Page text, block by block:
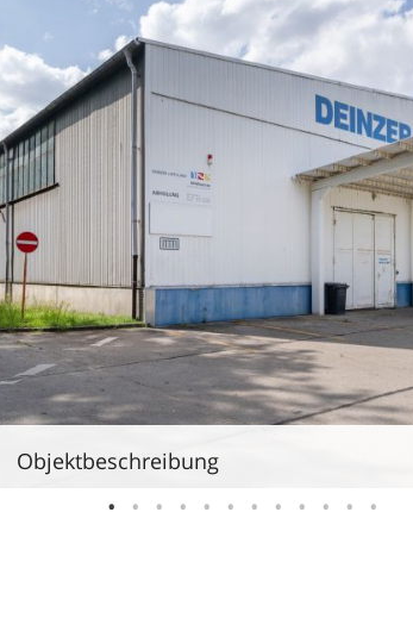
1 2 3 4 5 6 7 8 9 10 11 12
Objektbeschreibung